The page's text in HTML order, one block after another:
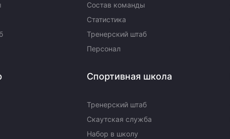
Состав команды
Статистика
Тренерский штаб
Персонал
Спортивная школа
Тренерский штаб
Скаутская служба
Набор в школу